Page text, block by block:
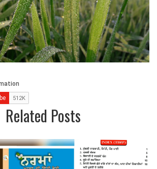
Related Posts